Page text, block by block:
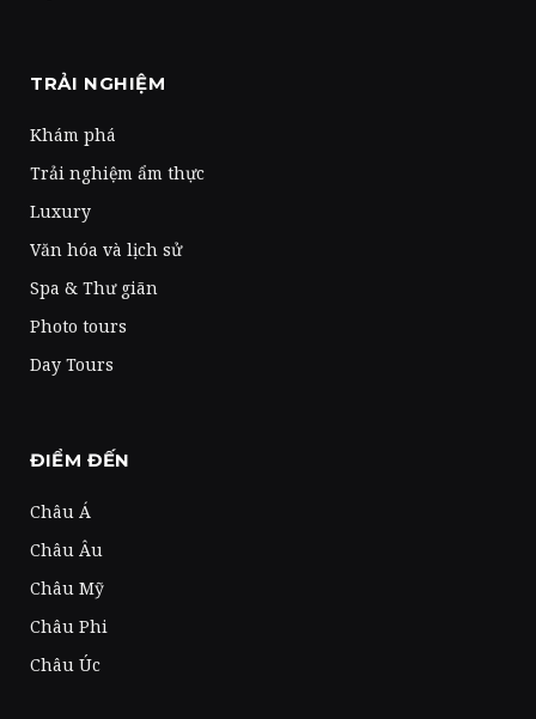
TRẢI NGHIỆM
Khám phá
Trải nghiệm ẩm thực
Luxury
Văn hóa và lịch sử
Spa & Thư giãn
Photo tours
Day Tours
ĐIỂM ĐẾN
Châu Á
Châu Âu
Châu Mỹ
Châu Phi
Châu Úc